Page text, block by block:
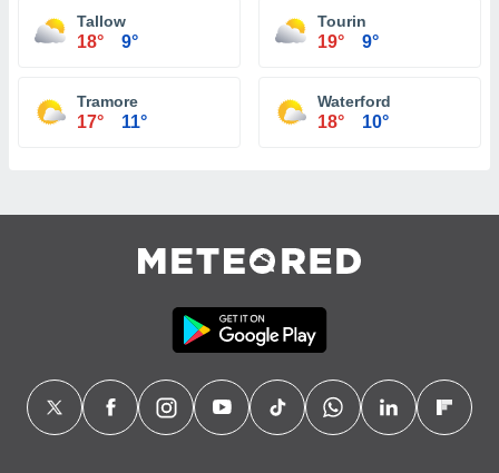
Tallow
18° 9°
Tourin
19° 9°
Tramore
17° 11°
Waterford
18° 10°